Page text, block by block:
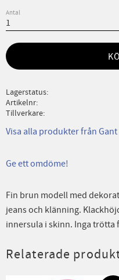
Antal
Lagerstatus
Artikelnr
Tillverkare
Visa alla produkter från Gant
Ge ett omdöme!
Fin brun modell med
jeans och klänning.
innersula i skinn. Inga trötta
Relaterade